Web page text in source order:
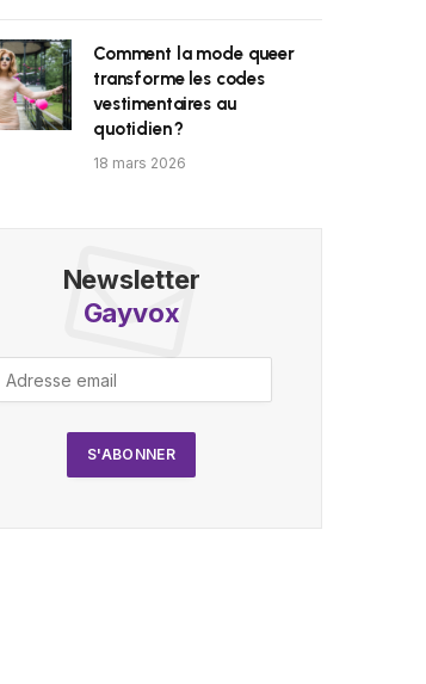
Comment la mode queer
transforme les codes
vestimentaires au
quotidien ?
18 mars 2026
Newsletter
Gayvox